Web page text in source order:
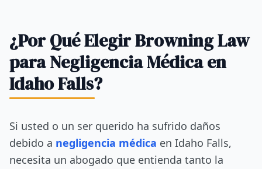
¿Por Qué Elegir Browning Law
para Negligencia Médica en
Idaho Falls?
Si usted o un ser querido ha sufrido daños
debido a negligencia médica en Idaho Falls,
necesita un abogado que entienda tanto la